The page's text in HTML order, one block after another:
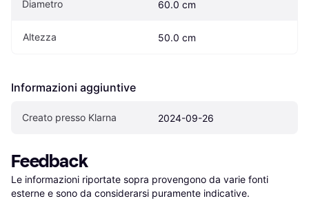
Diametro 60.0 cm
Altezza 50.0 cm
Informazioni aggiuntive
Creato presso Klarna 2024-09-26
Feedback
Le informazioni riportate sopra provengono da varie fonti
esterne e sono da considerarsi puramente indicative.